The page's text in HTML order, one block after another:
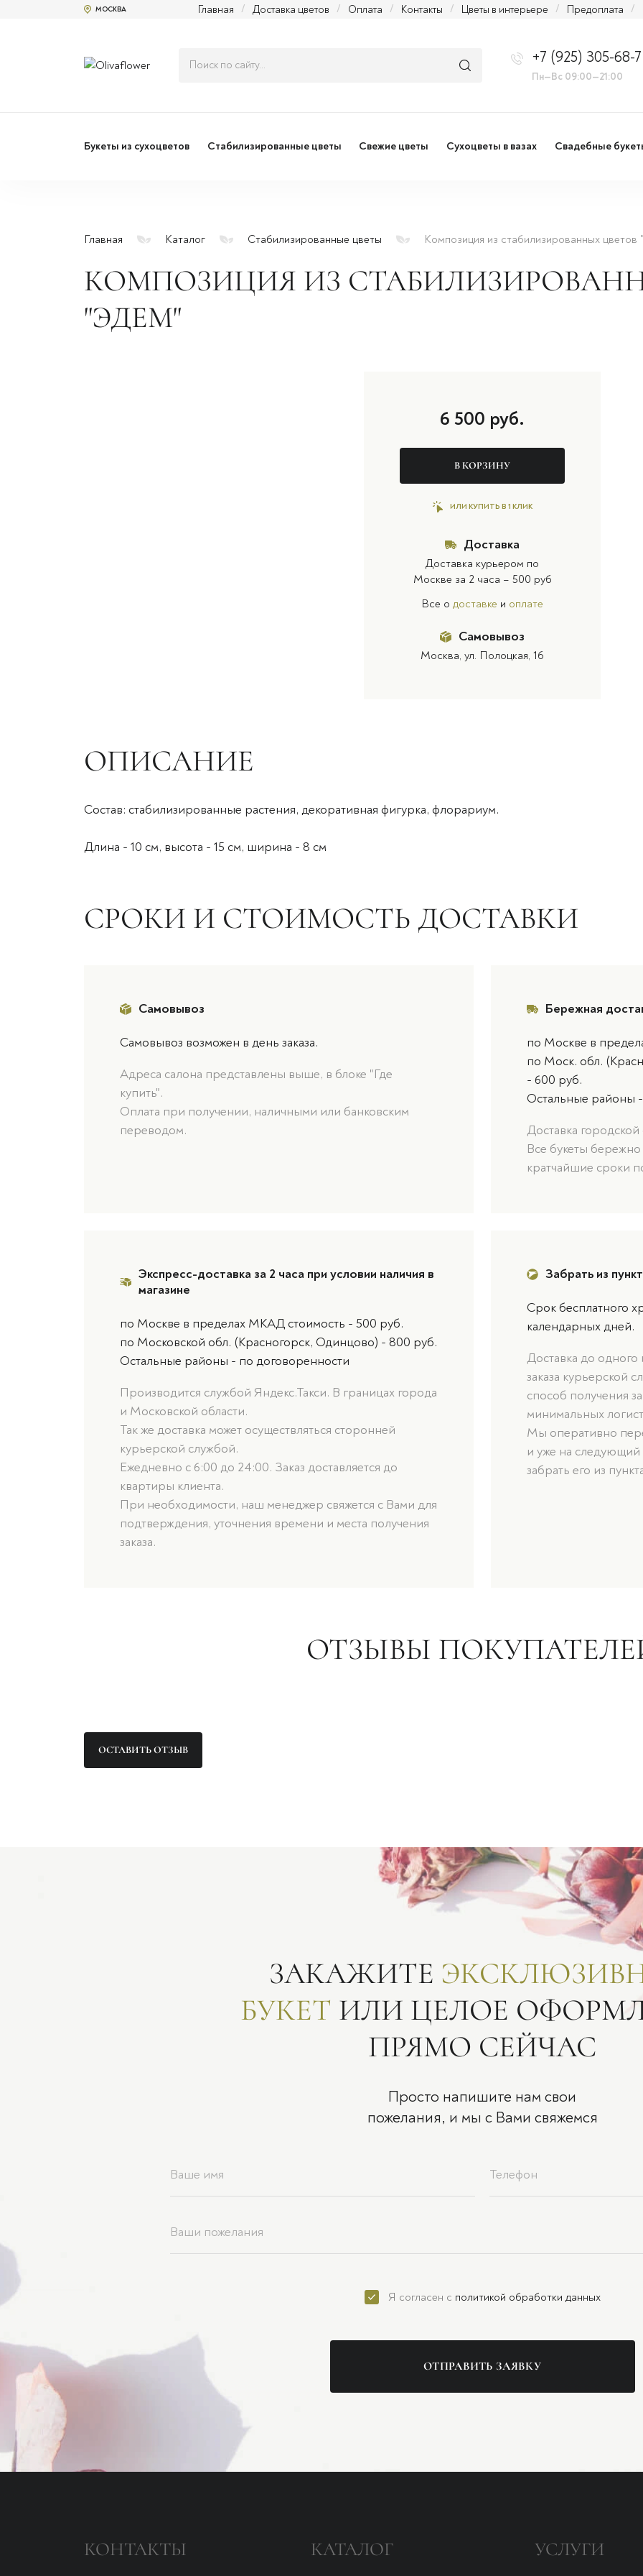
МОСКВА Главная / Доставка цветов / Оплата / Контакты / Цветы в интерьере / Предоплата /
+7 (925) 305-68-
Пн—Вс 09:00—21:00
Букеты из сухоцветов Стабилизированные цветы Свежие цветы Сухоцветы в вазах Свадебные
Главная Каталог Стабилизированные цветы Композиция из стабилизированных цветов
КОМПОЗИЦИЯ ИЗ
"ЭДЕМ"
6 500 руб.
В КОРЗИНУ
ИЛИ КУПИТЬ В 1 КЛИК
Доставка
Доставка курьером по
Москве за 2 часа – 500 руб
Все о доставке и оплате
Самовывоз
Москва, ул. Полоцкая, 16
ОПИСАНИЕ
Состав: стабилизированные растения, декоративная фигурка, флорариум.
Длина - 10 см, высота - 15 см, ширина - 8 см
СРОКИ И СТОИМОСТЬ ДОСТАВКИ
Самовывоз
Самовывоз возможен в день заказа.
Адреса салона представлены выше, в блоке "Где
купить".
Оплата при получении, наличными или банковским
переводом.
Бережная
по Москве в
по Моск. обл.
- 600 руб.
Остальные районы
Доставка
Все букеты
кратчайшие сроки
Экспресс-доставка за 2 часа при условии наличия в
магазине
по Москве в пределах МКАД стоимость - 500 руб.
по Московской обл. (Красногорск, Одинцово) - 800 руб.
Остальные районы - по договоренности
Производится службой Яндекс.Такси. В границах города
и Московской области.
Так же доставка может осуществляться сторонней
курьерской службой.
Ежедневно с 6:00 до 24:00. Заказ доставляется до
квартиры клиента.
При необходимости, наш менеджер свяжется с Вами для
подтверждения, уточнения времени и места получения
заказа.
Забрать из
Срок бесплатного
календарных дней.
Доставка до
заказа курьерской
способ получения
минимальных
Мы оперативно
и уже на следующий
забрать его из
ОТЗЫВЫ
ОСТАВИТЬ ОТЗЫВ
ЗАКАЖИТЕ
БУКЕТ ИЛИ ЦЕЛОЕ
ПРЯМО СЕЙЧАС
Просто напишите нам свои
пожелания, и мы с Вами свяжемся
Я согласен с политикой обработки данных
ОТПРАВИТЬ ЗАЯВКУ
КОНТАКТЫ КАТАЛОГ УСЛУГИ